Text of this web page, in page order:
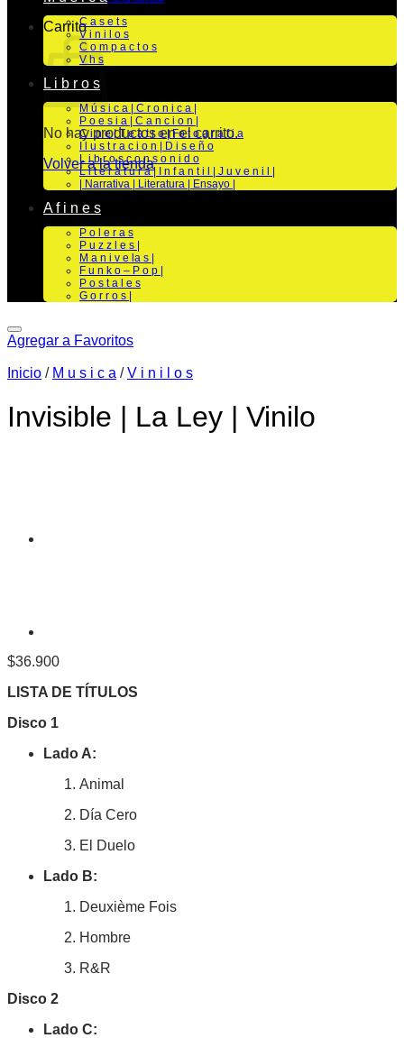
Carrito
No hay productos en el carrito.
Volver a la tienda
C a s e t s
V i n i l o s
C o m p a c t o s
V h s
L i b r o s
M ú s i c a | C r o n i c a |
P o e s i a | C a n c i o n |
C i n e | T e a t r o | Fo t o g r a f i a
I l u s t r a c i o n | D i s e ñ o
L i b r o s c o n s o n i d o
L i t e r a t u r a | I n f a n t i l | J u v e n i l |
| Narrativa | Literatura | Ensayo |
A f i n e s
P o l e r a s
P u z z l e s |
M a n i v e la s |
F u n k o – P o p |
P o s t a l e s
G o r r o s |
Agregar a Favoritos
Inicio / M u s i c a / V i n i l o s
Invisible | La Ley | Vinilo
$36.900
LISTA DE TÍTULOS
Disco 1
Lado A:
Animal
Día Cero
El Duelo
Lado B:
Deuxième Fois
Hombre
R&R
Disco 2
Lado C: